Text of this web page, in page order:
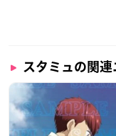
スタミュの関